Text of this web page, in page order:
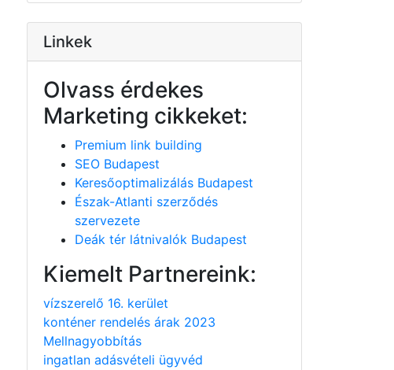
Linkek
Olvass érdekes
Marketing cikkeket:
Premium link building
SEO Budapest
Keresőoptimalizálás Budapest
Észak-Atlanti szerződés
szervezete
Deák tér látnivalók Budapest
Kiemelt Partnereink:
vízszerelő 16. kerület
konténer rendelés árak 2023
Mellnagyobbítás
ingatlan adásvételi ügyvéd